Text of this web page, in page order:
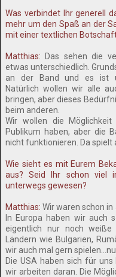
Was verbindet Ihr generell
mehr um den Spaß an der
mit einer textlichen
Matthias: Das sehen die
etwas unterschiedlich.
an der Band und es ist
Natürlich wollen wir alle
bringen, aber dieses
beim anderen.
Wir wollen die
Publikum haben, aber die
nicht funktionieren. Da spielt
Wie sieht es mit Eurem
aus? Seid Ihr schon viel
unterwegs gewesen?
Matthias: Wir waren schon in
In Europa haben wir auch
eigentlich nur noch weiße
Ländern wie Bulgarien,
wir auch mal gern
Die USA haben sich für
wir arbeiten daran. Die